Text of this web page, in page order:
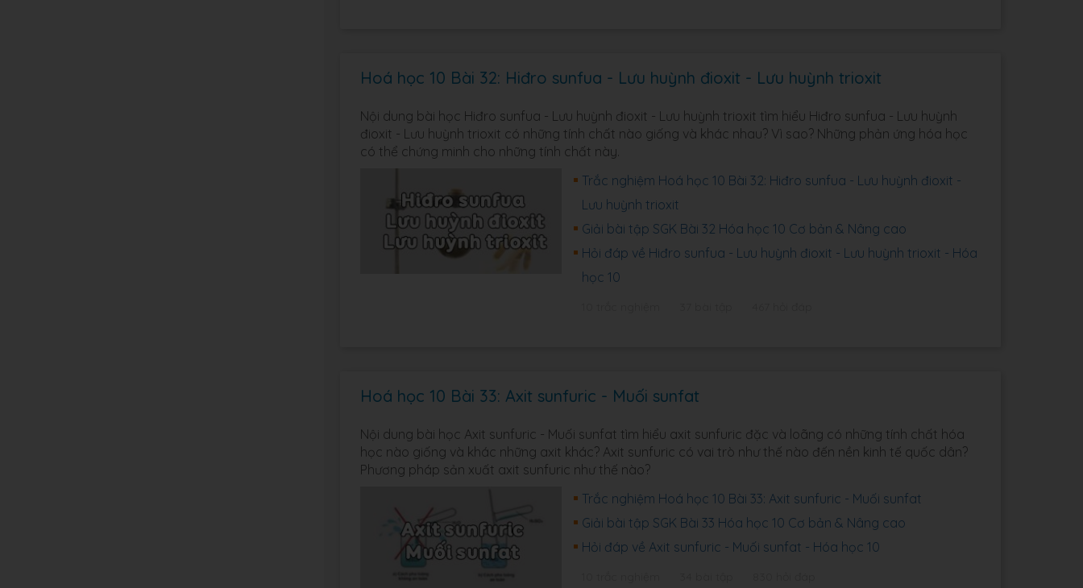
Hoá học 10 Bài 32: Hiđro sunfua - Lưu huỳnh đioxit - Lưu huỳnh trioxit
Nội dung bài học Hiđro sunfua - Lưu huỳnh đioxit - Lưu huỳnh trioxit tìm hiểu Hiđro sunfua - Lưu huỳnh
đioxit - Lưu huỳnh trioxit có những tính chất nào giống và khác nhau? Vì sao? Những phản ứng hóa học
có thể chứng minh cho những tính chất này.
Trắc nghiệm Hoá học 10 Bài 32: Hiđro sunfua - Lưu huỳnh đioxit -
Lưu huỳnh trioxit
Giải bài tập SGK Bài 32 Hóa học 10 Cơ bản & Nâng cao
Hỏi đáp về Hiđro sunfua - Lưu huỳnh đioxit - Lưu huỳnh trioxit - Hóa
học 10
Hoá học 10 Bài 33: Axit sunfuric - Muối sunfat
Nội dung bài học Axit sunfuric - Muối sunfat tìm hiểu axit sunfuric đặc và loãng có những tính chất hóa
học nào giống và khác những axit khác? Axit sunfuric có vai trò như thế nào đến nền kinh tế quốc dân?
Phương pháp sản xuất axit sunfuric như thế nào?
Trắc nghiệm Hoá học 10 Bài 33: Axit sunfuric - Muối sunfat
Giải bài tập SGK Bài 33 Hóa học 10 Cơ bản & Nâng cao
Hỏi đáp về Axit sunfuric - Muối sunfat - Hóa học 10